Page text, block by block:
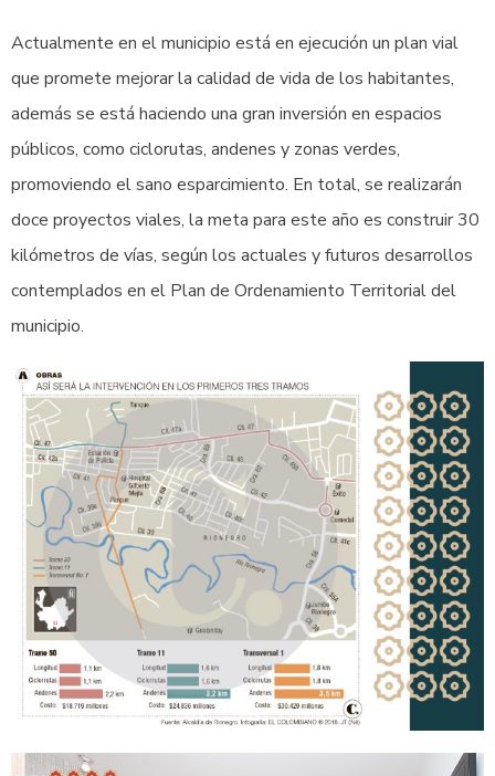
Actualmente en el municipio está en ejecución un plan vial
que promete mejorar la calidad de vida de los habitantes,
además se está haciendo una gran inversión en espacios
públicos, como ciclorutas, andenes y zonas verdes,
promoviendo el sano esparcimiento. En total, se realizarán
doce proyectos viales, la meta para este año es construir 30
kilómetros de vías, según los actuales y futuros desarrollos
contemplados en el Plan de Ordenamiento Territorial del
municipio.